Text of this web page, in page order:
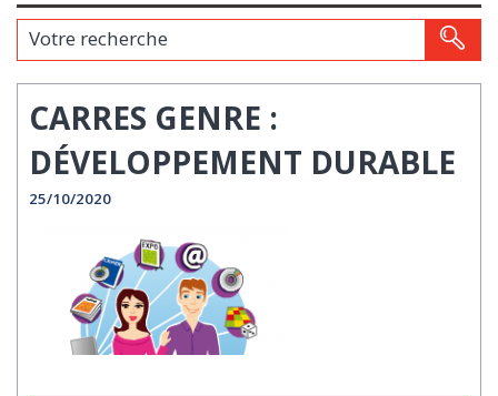
Votre recherche
CARRES GENRE :
DÉVELOPPEMENT DURABLE
25/10/2020